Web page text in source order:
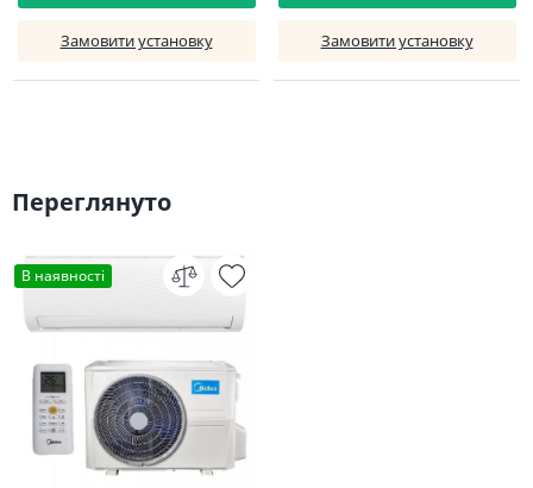
Замовити установку Замовити установку
Переглянуто
В наявності